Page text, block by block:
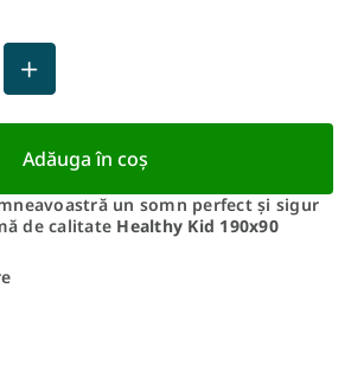
Adăuga în coş
un somn perfect și sigur
de calitate Healthy Kid 190x90